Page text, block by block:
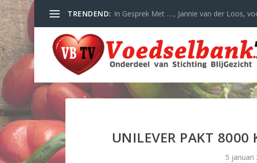
TRENDEND: In Gesprek Met …., Jannie van der Loos,
UNILEVER PAKT 8000
5 januari